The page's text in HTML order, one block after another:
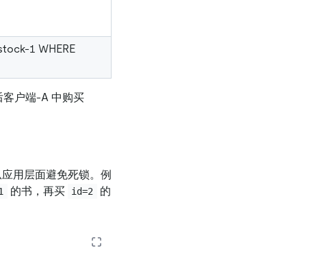
1 WHERE
户端-A 中购买
用层面避免死锁。例
的书，再买 id=2
的